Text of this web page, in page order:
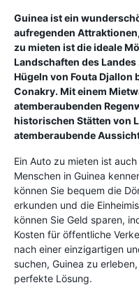
Guinea ist ein
aufregenden
zu mieten ist die ideale
Landschaften des
Hügeln von Fouta Djallon
Conakry. Mit einem
atemberaubenden
historischen Stätten von
atemberaubende
Ein Auto zu mieten ist
Menschen in Guinea
können Sie bequem die
erkunden und die
können Sie Geld sparen,
Kosten für öffentliche
nach einer einzigartigen
suchen, Guinea zu
perfekte Lösung.